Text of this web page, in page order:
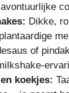
Dikke,
of
koekjes: